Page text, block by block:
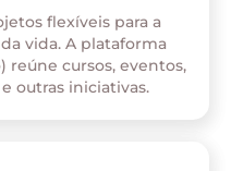
flexíveis para a
vida. A plataforma
reúne cursos, eventos,
outras iniciativas.